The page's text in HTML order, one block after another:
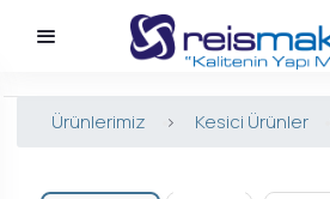
Ürünlerimiz > Kesici Ürünler